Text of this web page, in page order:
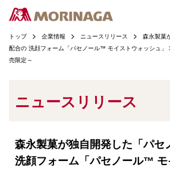
トップ 企業情報 ニュースリリース
森永製菓
配合の 洗顔フォーム「パセノール™ モイストウォッシュ
売限定～
ニュースリリース
森永製菓が独自開発した「パ
洗顔フォーム「パセノール™ モ